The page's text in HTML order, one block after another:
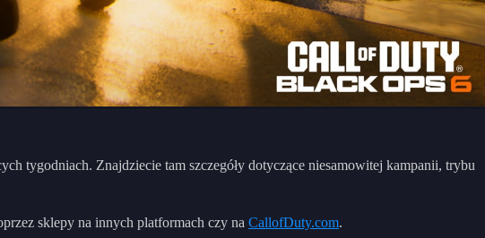
tygodniach. Znajdziecie tam szczegóły dotyczące niesamowitej kampanii, trybu
sklepy na innych platformach czy na CallofDuty.com.